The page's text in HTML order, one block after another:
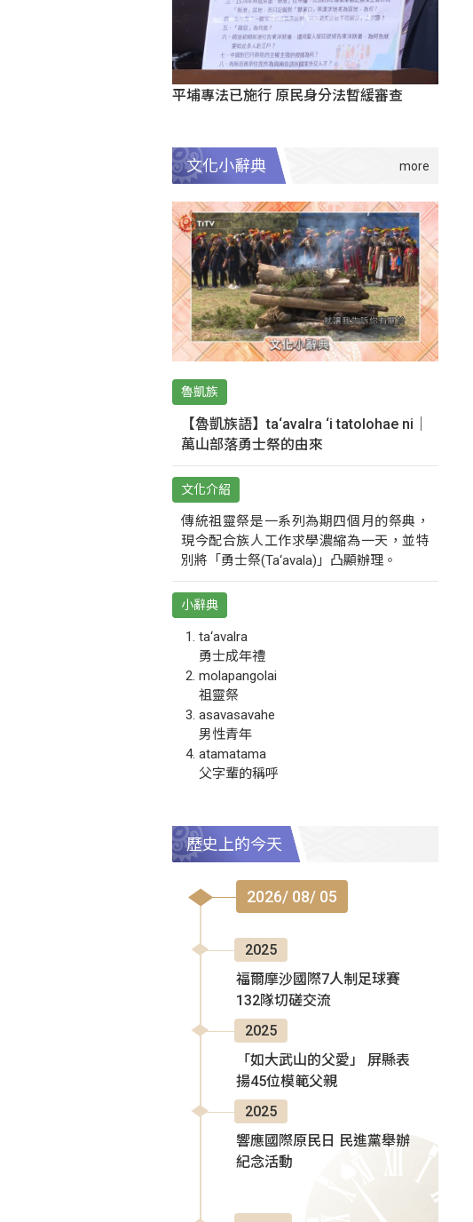
平埔專法已施行 原民身分法暫緩審查
文化小辭典
魯凱族
【魯凱族語】ta‘avalra ‘i tatolohae ni｜
萬山部落勇士祭的由來
文化介紹
傳統祖靈祭是一系列為期四個月的祭典，
現今配合族人工作求學濃縮為一天，並特
別將「勇士祭(Ta‘avala)」凸顯辦理。
小辭典
ta‘avalra
勇士成年禮
molapangolai
祖靈祭
asavasavahe
男性青年
atamatama
父字輩的稱呼
歷史上的今天
2026/ 08/ 05
2025
福爾摩沙國際7人制足球賽
132隊切磋交流
2025
「如大武山的父愛」 屏縣表
揚45位模範父親
2025
響應國際原民日 民進黨舉辦
紀念活動